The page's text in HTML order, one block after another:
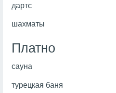
дартс
шахматы
Платно
сауна
турецкая баня